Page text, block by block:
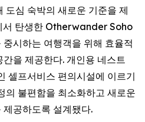
도심 숙박의 새로운 기준을 제
서 탄생한 Otherwander Soho
시하는 여행객을 위해 효율적
을 제공한다. 개인용 네스트
셀프서비스 편의시설에 이르기
의 불편함을 최소화하고 새로운
공하도록 설계됐다.